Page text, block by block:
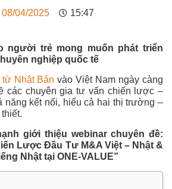
08/04/2025 15:47
người trẻ mong muốn phát triển
nghiệp quốc tế
Nhật Bản vào Việt Nam ngày càng
các chuyên gia tư vấn chiến lược –
năng kết nối, hiểu cả hai thị trường –
giới thiệu webinar chuyên đề:
Lược Đầu Tư M&A Việt – Nhật &
Nhật tại ONE-VALUE”